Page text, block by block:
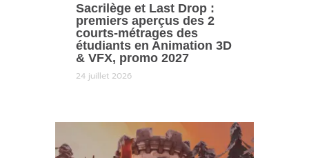
Sacrilège et Last Drop :
premiers aperçus des 2
courts-métrages des
étudiants en Animation 3D
& VFX, promo 2027
24 juillet 2026